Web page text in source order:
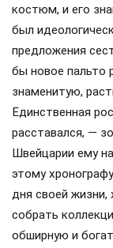
костюм, и его
был
предложения
бы новое пальто
знаменитую,
Единственная
расставался, —
Швейцарии ему
этому
дня своей жизни,
собрать
обширную и